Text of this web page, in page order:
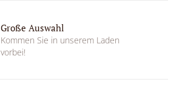
Große Auswahl
Kommen Sie in unserem Laden
vorbei!